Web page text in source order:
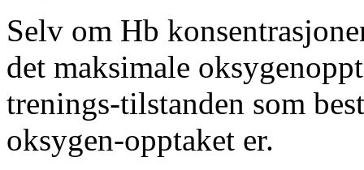
Selv om Hb
det maksimale
trenings-tilstanden som
oksygen-opptaket er.